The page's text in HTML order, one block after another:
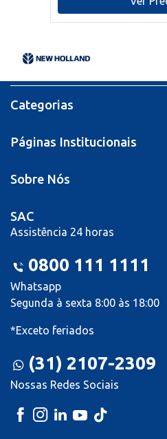
Categorias
Páginas Institucionais
Sobre Nós
SAC
Assistência 24 horas
0800 111 1111
Whatsapp
Segunda à sexta 8:00 às 18:00
*Exceto feriados
(31) 2107-2309
Nossas Redes Sociais